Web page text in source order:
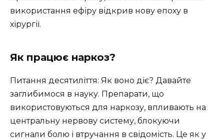
використання ефіру відкрив нову епоху в
хірургії.
Як працює наркоз?
Питання десятиліття: Як воно діє? Давайте
заглибимося в науку. Препарати, що
використовуються для наркозу, впливають на
центральну нервову систему, блокуючи
сигнали болю і втручання в свідомість. Це як у